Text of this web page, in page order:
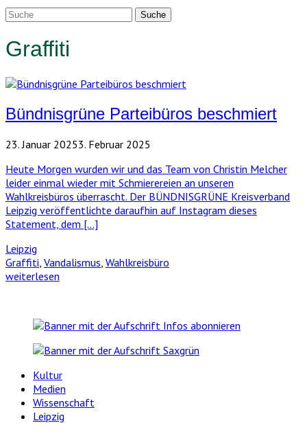
Graffiti
Bündnisgrüne Parteibüros beschmiert
23. Januar 20253. Februar 2025
Heute Morgen wurden wir und das Team von Christin Melcher
leider einmal wieder mit Schmierereien an unseren
Wahlkreisbüros überrascht. Der BÜNDNISGRÜNE Kreisverband
Leipzig veröffentlichte daraufhin auf Instagram dieses
Statement, dem […]
Leipzig
Graffiti Vandalismus Wahlkreisbüro
weiterlesen
Kultur
Medien
Wissenschaft
Leipzig